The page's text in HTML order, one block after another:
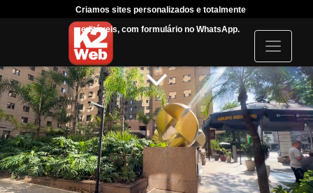
Criamos sites personalizados e totalmente
editáveis, com formulário no WhatsApp.
I
c
o
n